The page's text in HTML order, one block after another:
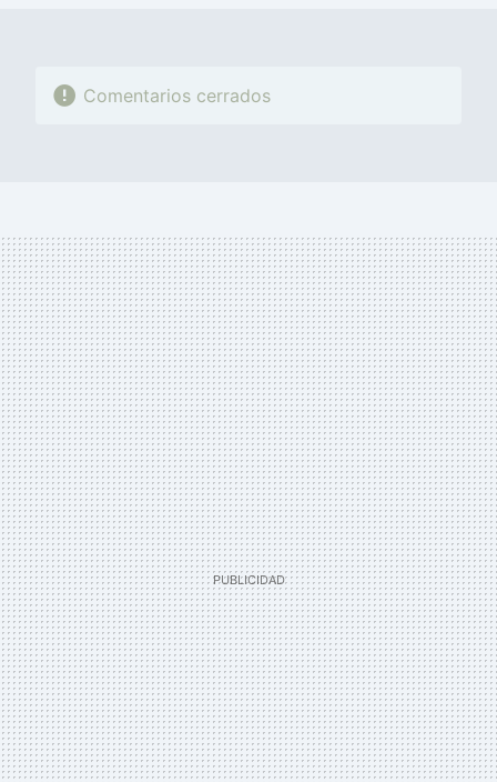
Comentarios cerrados